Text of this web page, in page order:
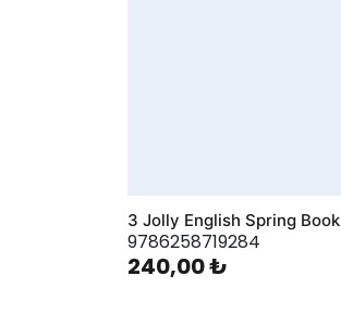
3 Jolly English Spring Book
9786258719284
240,00 ₺